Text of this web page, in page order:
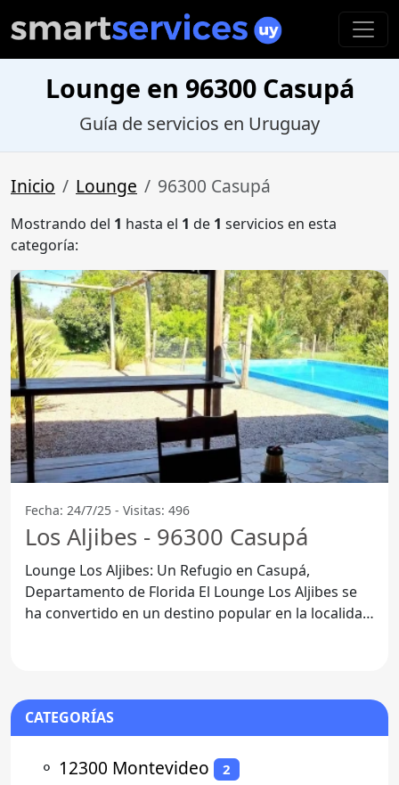
Lounge en 96300 Casupá
Guía de servicios en Uruguay
Inicio Lounge 96300 Casupá
Mostrando del 1 hasta el 1 de 1 servicios en esta
categoría:
Fecha: 24/7/25 - Visitas: 496
Los Aljibes - 96300 Casupá
Lounge Los Aljibes: Un Refugio en Casupá,
Departamento de Florida El Lounge Los Aljibes se
ha convertido en un destino popular en la localidad
CATEGORÍAS
⚬ 12300 Montevideo 2